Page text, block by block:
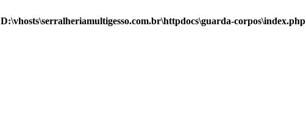
D:\vhosts\serralheriamultigesso.com.br\httpdocs\guarda-corpos\index.php